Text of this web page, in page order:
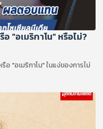
"อเมริกาโน" หรือไม่?
"อเมริกาโน" ในแง่ของการไม่